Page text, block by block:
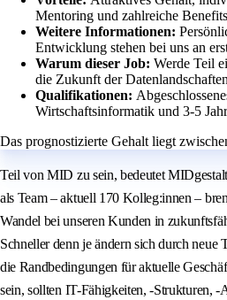
Mentoring und zahlreiche
Weitere Informationen:
Entwicklung stehen bei uns an
Warum dieser Job: Werde Teil
die Zukunft der
Qualifikationen:
Wirtschaftsinformatik und 3-5
Das prognostizierte Gehalt liegt
Teil von MID zu sein, bedeutet
als Team – aktuell 170 Kolleg:innen –
Wandel bei unseren Kunden in
Schneller denn je ändern sich durch neue
die Randbedingungen für aktuelle
sein, sollten IT-Fähigkeiten, -Strukturen, -